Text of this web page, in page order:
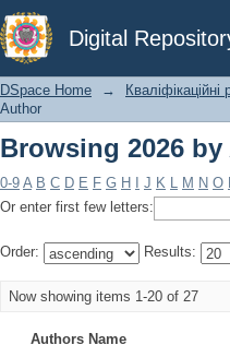
Digital
Browsing 2026 by
DSpace Home →
Author
Browsing 2026
0-9 A B C D E F G H J K L M N O
Or enter first few letters:
Order: Results:
Now showing items 1-20 of 27
Authors Name